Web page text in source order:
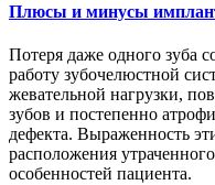
Плюсы и минусы
Потеря даже одного зуба
работу зубочелюстной
жевательной нагрузки,
зубов и постепенно
дефекта. Выраженность
расположения
особенностей пациента.